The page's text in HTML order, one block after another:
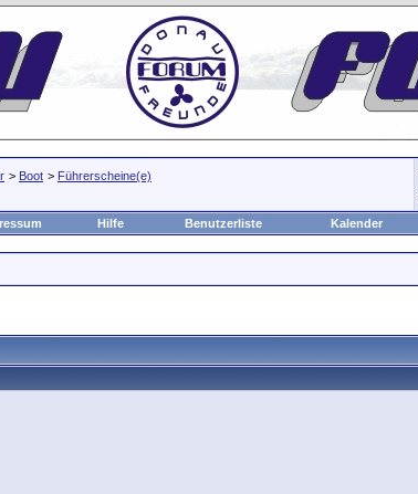
> Boot > Führerscheine(e)
Hilfe Benutzerliste Kalender